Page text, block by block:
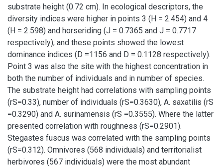
substrate height (0.72 cm). In ecological descriptors, the
diversity indices were higher in points 3 (H = 2.454) and 4
(H = 2.598) and horseriding (J = 0.7365 and J = 0.7717
respectively), and these points showed the lowest
dominance indices (D =1156 and D = 0.1128 respectively).
Point 3 was also the site with the highest concentration in
both the number of individuals and in number of species.
The substrate height had correlations with sampling points
(rS=0.33), number of individuals (rS=0.3630), A. saxatilis (rS
=0.3290) and A. surinamensis (rS =0.3555). Where the latter
presented correlation with roughness (rS=0.2901).
Stegastes fuscus was correlated with the sampling points
(rS=0.312). Omnivores (568 individuals) and territorialist
herbivores (567 individuals) were the most abundant